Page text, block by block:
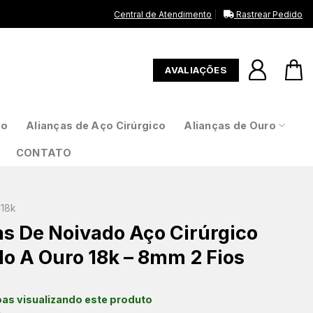
Central de Atendimento Rastrear Pedido
AVALIAÇÕES
Alianças de Aço Cirúrgico Alianças de Ouro
CONTATO
De Noivado Aço Cirúrgico
A Ouro 18k – 8mm 2 Fios
visualizando este produto